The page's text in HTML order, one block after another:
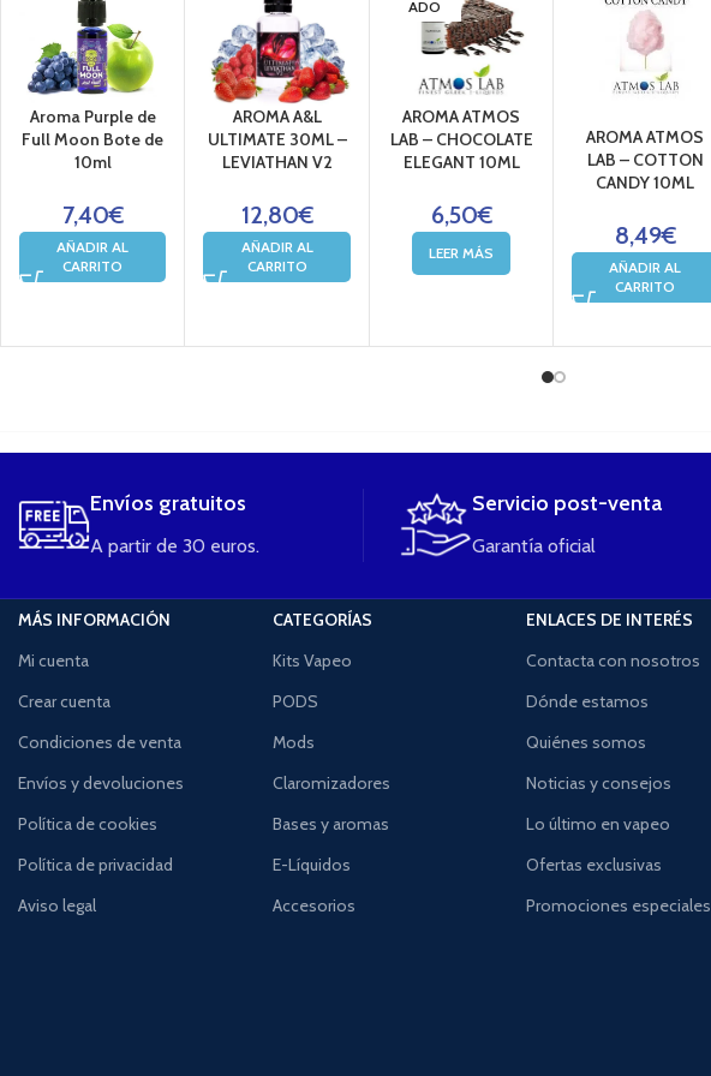
Aroma Purple de
Full Moon Bote de
10ml
7,40€
AÑADIR AL
CARRITO
AROMA A&L
ULTIMATE 30ML –
LEVIATHAN V2
12,80€
AÑADIR AL
CARRITO
ADO
AROMA ATMOS
LAB – CHOCOLATE
ELEGANT 10ML
6,50€
LEER MÁS
AROMA ATMOS
LAB – COTTON
CANDY 10ML
8,49€
AÑADIR AL
CARRITO
Envíos gratuitos
A partir de 30 euros.
Servicio post-venta
Garantía oficial
MÁS INFORMACIÓN
Mi cuenta
Crear cuenta
Condiciones de venta
Envíos y devoluciones
Política de cookies
Política de privacidad
Aviso legal
CATEGORÍAS
Kits Vapeo
PODS
Mods
Claromizadores
Bases y aromas
E-Líquidos
Accesorios
ENLACES DE INTERÉS
Contacta con nosotros
Dónde estamos
Quiénes somos
Noticias y consejos
Lo último en vapeo
Ofertas exclusivas
Promociones especiales